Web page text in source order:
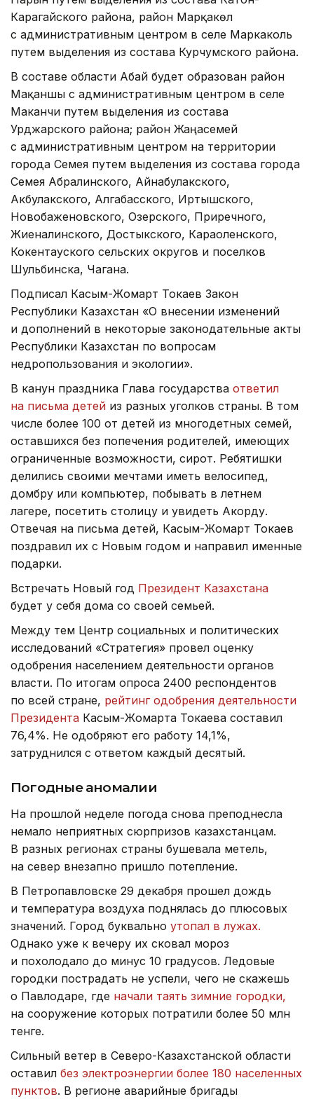
Карагайского района, район Марқакөл
с административным центром в селе Маркаколь
путем выделения из состава Курчумского района.
В составе области Абай будет образован район
Мақаншы с административным центром в селе
Маканчи путем выделения из состава
Урджарского района; район Жаңасемей
с административным центром на территории
города Семея путем выделения из состава города
Семея Абралинского, Айнабулакского,
Акбулакского, Алгабасского, Иртышского,
Новобаженовского, Озерского, Приречного,
Жиеналинского, Достыкского, Караоленского,
Кокентауского сельских округов и поселков
Шульбинска, Чагана.
Подписал Касым-Жомарт Токаев Закон
Республики Казахстан «О внесении изменений
и дополнений в некоторые законодательные акты
Республики Казахстан по вопросам
недропользования и экологии».
В канун праздника Глава государства ответил
на письма детей из разных уголков страны. В том
числе более 100 от детей из многодетных семей,
оставшихся без попечения родителей, имеющих
ограниченные возможности, сирот. Ребятишки
делились своими мечтами иметь велосипед,
домбру или компьютер, побывать в летнем
лагере, посетить столицу и увидеть Акорду.
Отвечая на письма детей, Касым-Жомарт Токаев
поздравил их с Новым годом и направил именные
подарки.
Встречать Новый год Президент Казахстана
будет у себя дома со своей семьей.
Между тем Центр социальных и политических
исследований «Стратегия» провел оценку
одобрения населением деятельности органов
власти. По итогам опроса 2400 респондентов
по всей стране, рейтинг одобрения деятельности
Президента Касым-Жомарта Токаева составил
76,4%. Не одобряют его работу 14,1%,
затруднился с ответом каждый десятый.
Погодные аномалии
На прошлой неделе погода снова преподнесла
немало неприятных сюрпризов казахстанцам.
В разных регионах страны бушевала метель,
на север внезапно пришло потепление.
В Петропавловске 29 декабря прошел дождь
и температура воздуха поднялась до плюсовых
значений. Город буквально утопал в лужах.
Однако уже к вечеру их сковал мороз
и похолодало до минус 10 градусов. Ледовые
городки пострадать не успели, чего не скажешь
о Павлодаре, где начали таять зимние городки,
на сооружение которых потратили более 50 млн
тенге.
Сильный ветер в Северо-Казахстанской области
оставил без электроэнергии более 180 населенных
пунктов. В регионе аварийные бригады